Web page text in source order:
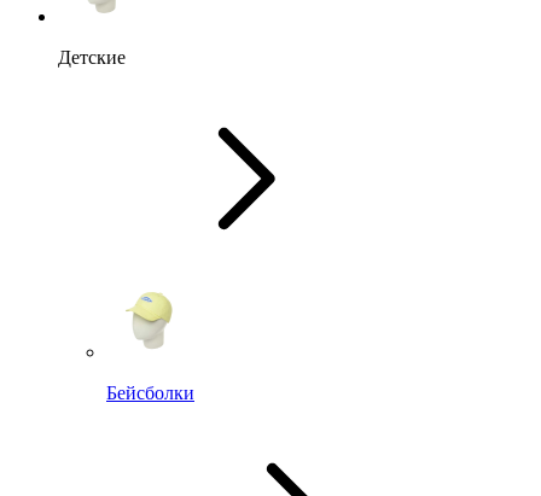
Детские
Бейсболки